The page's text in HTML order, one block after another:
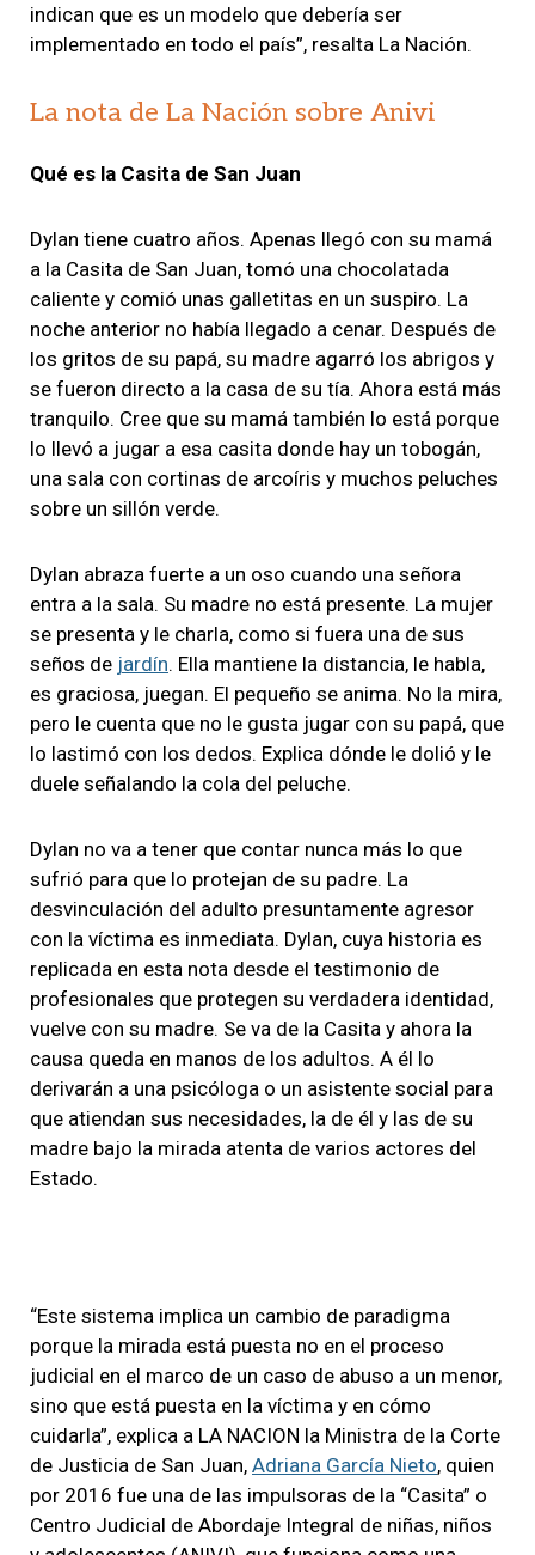
indican que es un modelo que debería ser
implementado en todo el país”, resalta La Nación.
La nota de La Nación sobre Anivi
Qué es la Casita de San Juan
Dylan tiene cuatro años. Apenas llegó con su mamá
a la Casita de San Juan, tomó una chocolatada
caliente y comió unas galletitas en un suspiro. La
noche anterior no había llegado a cenar. Después de
los gritos de su papá, su madre agarró los abrigos y
se fueron directo a la casa de su tía. Ahora está más
tranquilo. Cree que su mamá también lo está porque
lo llevó a jugar a esa casita donde hay un tobogán,
una sala con cortinas de arcoíris y muchos peluches
sobre un sillón verde.
Dylan abraza fuerte a un oso cuando una señora
entra a la sala. Su madre no está presente. La mujer
se presenta y le charla, como si fuera una de sus
seños de jardín. Ella mantiene la distancia, le habla,
es graciosa, juegan. El pequeño se anima. No la mira,
pero le cuenta que no le gusta jugar con su papá, que
lo lastimó con los dedos. Explica dónde le dolió y le
duele señalando la cola del peluche.
Dylan no va a tener que contar nunca más lo que
sufrió para que lo protejan de su padre. La
desvinculación del adulto presuntamente agresor
con la víctima es inmediata. Dylan, cuya historia es
replicada en esta nota desde el testimonio de
profesionales que protegen su verdadera identidad,
vuelve con su madre. Se va de la Casita y ahora la
causa queda en manos de los adultos. A él lo
derivarán a una psicóloga o un asistente social para
que atiendan sus necesidades, la de él y las de su
madre bajo la mirada atenta de varios actores del
Estado.
“Este sistema implica un cambio de paradigma
porque la mirada está puesta no en el proceso
judicial en el marco de un caso de abuso a un menor,
sino que está puesta en la víctima y en cómo
cuidarla”, explica a LA NACION la Ministra de la Corte
de Justicia de San Juan, Adriana García Nieto, quien
por 2016 fue una de las impulsoras de la “Casita” o
Centro Judicial de Abordaje Integral de niñas, niños